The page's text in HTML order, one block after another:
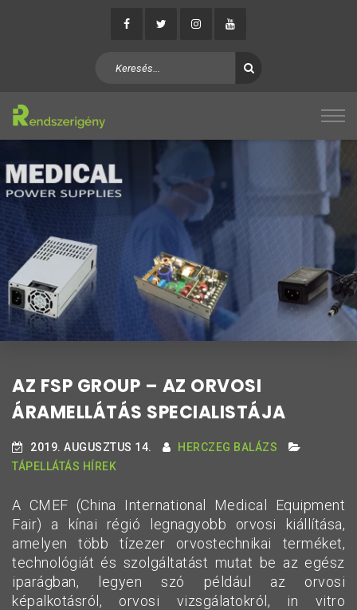
AZ FSP GROUP – AZ ORVOSI
ÁRAMELLÁTÁS SPECIALISTÁJA
2019. AUGUSZTUS 14.
HERCZEG BALÁZS
TÁPELLÁTÁS HÍREK
A CMEF (China International Medical Equipment
Fair) a kínai régió legnagyobb orvosi kiállítása,
amelyen több tízezer orvostechnikai terméket,
technológiát és szolgáltatást mutat be az egész
iparágban, legyen szó például az orvosi
képalkotásról, orvosi vizsgálatokról, in vitro